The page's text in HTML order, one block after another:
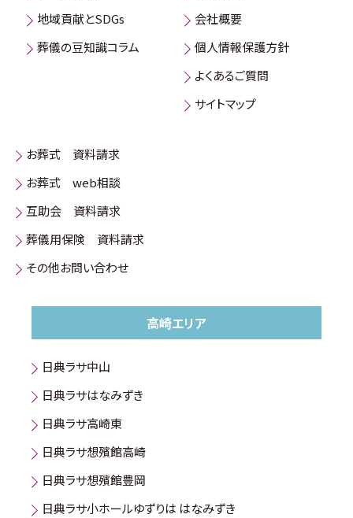
地域貢献とSDGs
葬儀の豆知識コラム
会社概要
個人情報保護方針
よくあるご質問
サイトマップ
お葬式 資料請求
お葬式 web相談
互助会 資料請求
葬儀用保険 資料請求
その他お問い合わせ
高崎エリア
日典ラサ中山
日典ラサはなみずき
日典ラサ高崎東
日典ラサ想殯館高崎
日典ラサ想殯館豊岡
日典ラサ小ホールゆずりは はなみずき